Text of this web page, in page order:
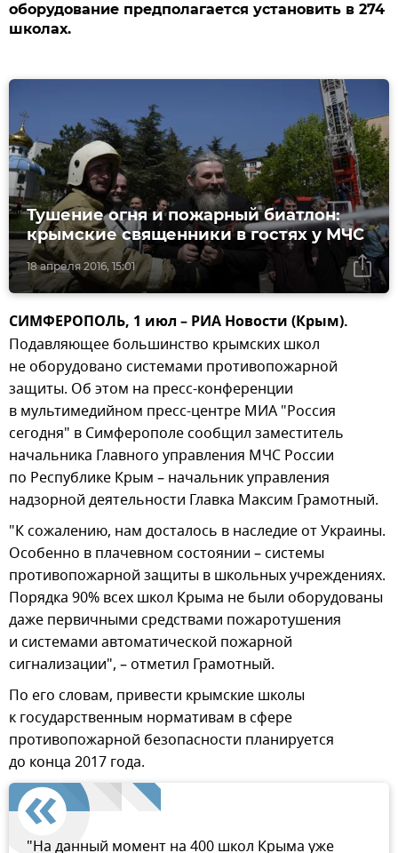
оборудование предполагается установить в 274
школах.
18 апреля 2016, 15:01
Тушение огня и пожарный биатлон:
крымские священники в гостях у МЧС
СИМФЕРОПОЛЬ, 1 июл – РИА Новости (Крым).
Подавляющее большинство крымских школ
не оборудовано системами противопожарной
защиты. Об этом на пресс-конференции
в мультимедийном пресс-центре МИА "Россия
сегодня" в Симферополе сообщил заместитель
начальника Главного управления МЧС России
по Республике Крым – начальник управления
надзорной деятельности Главка Максим Грамотный.
"К сожалению, нам досталось в наследие от Украины.
Особенно в плачевном состоянии – системы
противопожарной защиты в школьных учреждениях.
Порядка 90% всех школ Крыма не были оборудованы
даже первичными средствами пожаротушения
и системами автоматической пожарной
сигнализации", – отметил Грамотный.
По его словам, привести крымские школы
к государственным нормативам в сфере
противопожарной безопасности планируется
до конца 2017 года.
"На данный момент на 400 школ Крыма уже